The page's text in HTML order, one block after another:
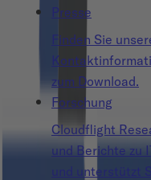
Presse
Finden Sie
zum Download.
Forschung
Cloudflight
und Berichte zu
und unterstützt